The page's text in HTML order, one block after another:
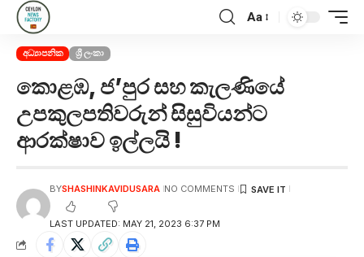
Aa
අධ්‍යාපනික ශ්‍රී ලංකා
කොළඹ, ජ’පුර සහ කැලණියේ
උපකුලපතිවරුන් සිසුවියන්ට
ආරක්ෂාව ඉල්ලයි !
LAST UPDATED: MAY 21, 2023 6:37 PM
BYSHASHINKAVIDUSARA NO COMMENTS